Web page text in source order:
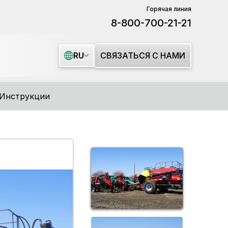
Горячая линия
8-800-700-21-21
RU СВЯЗАТЬСЯ С НАМИ